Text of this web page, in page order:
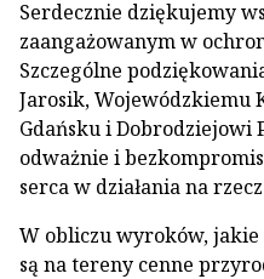
Serdecznie dziękujemy
zaangażowanym w
Szczególne
Jarosik,
Gdańsku i Dobrodziejowi
odważnie i
serca w działania na
W obliczu wyroków,
są na tereny cenne